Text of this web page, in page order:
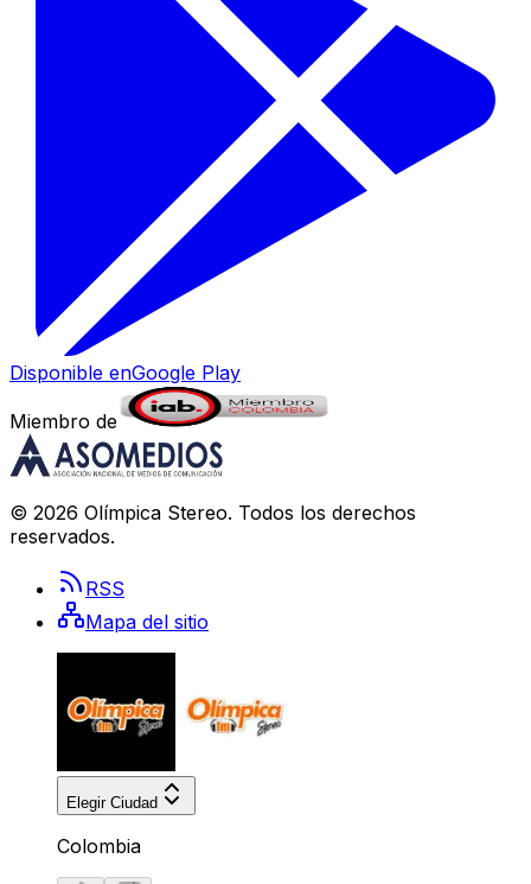
Disponible enGoogle Play
Miembro de
© 2026 Olímpica Stereo. Todos los derechos
reservados.
RSS
Mapa del sitio
Elegir Ciudad
Colombia